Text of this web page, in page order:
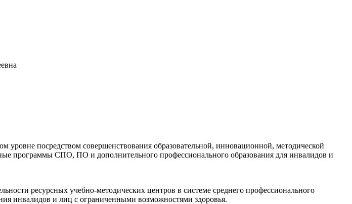
посредством совершенствования образовательной, инновационной, методической
программы СПО, ПО и дополнительного профессионального образования для инвалидов и
ресурсных учебно-методических центров в системе среднего профессионального
инвалидов и лиц с ограниченными возможностями здоровья.